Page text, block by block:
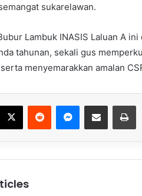
sukarelawan.
Lambuk INASIS Laluan A
tahunan, sekali gus
menyemarakkan amalan